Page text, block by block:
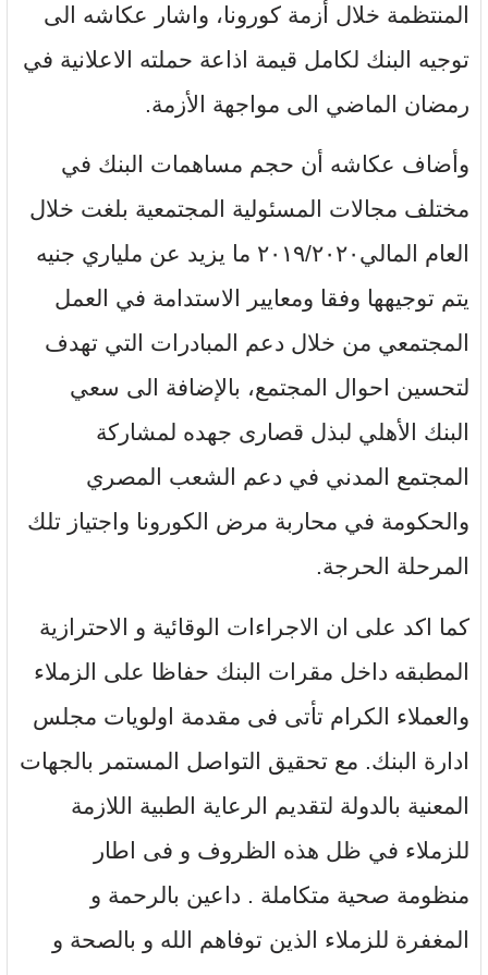
المنتظمة خلال أزمة كورونا، واشار عكاشه الى
توجيه البنك لكامل قيمة اذاعة حملته الاعلانية في
رمضان الماضي الى مواجهة الأزمة.
وأضاف عكاشه أن حجم مساهمات البنك في
مختلف مجالات المسئولية المجتمعية بلغت خلال
العام المالي٢٠١٩/٢٠٢٠ ما يزيد عن ملياري جنيه
يتم توجيهها وفقا ومعايير الاستدامة في العمل
المجتمعي من خلال دعم المبادرات التي تهدف
لتحسين احوال المجتمع، بالإضافة الى سعي
البنك الأهلي لبذل قصارى جهده لمشاركة
المجتمع المدني في دعم الشعب المصري
والحكومة في محاربة مرض الكورونا واجتياز تلك
المرحلة الحرجة.
كما اكد على ان الاجراءات الوقائية و الاحترازية
المطبقه داخل مقرات البنك حفاظا على الزملاء
والعملاء الكرام تأتى فى مقدمة اولويات مجلس
ادارة البنك. مع تحقيق التواصل المستمر بالجهات
المعنية بالدولة لتقديم الرعاية الطبية اللازمة
للزملاء في ظل هذه الظروف و فى اطار
منظومة صحية متكاملة . داعين بالرحمة و
المغفرة للزملاء الذين توفاهم الله و بالصحة و